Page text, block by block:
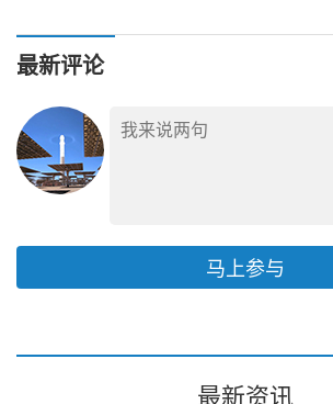
最新评论
马上参与
最新资讯